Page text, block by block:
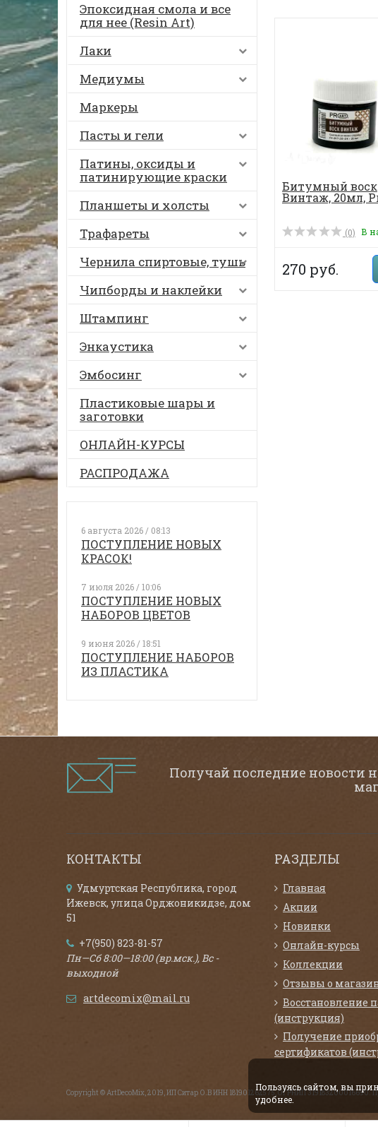
Эпоксидная смола и все
для нее (Resin Art)
Лаки
Медиумы
Маркеры
Пасты и гели
Патины, оксиды и
патинирующие краски
Планшеты и холсты
Трафареты
Чернила спиртовые, тушь
Чипборды и наклейки
Штампинг
Энкаустика
Эмбосинг
Пластиковые шары и
заготовки
ОНЛАЙН-КУРСЫ
РАСПРОДАЖА
6 августа 2026 / 08:13
ПОСТУПЛЕНИЕ НОВЫХ
КРАСОК!
7 июля 2026 / 10:06
ПОСТУПЛЕНИЕ НОВЫХ
НАБОРОВ ЦВЕТОВ
9 июня 2026 / 18:51
ПОСТУПЛЕНИЕ НАБОРОВ
ИЗ ПЛАСТИКА
Битумный воск
Винтаж, 20мл,
(0) В
270 руб.
Получай последние новости
КОНТАКТЫ
Удмуртская Республика, город
Ижевск, улица Орджоникидзе, дом
51
+7(950) 823-81-57
Пн—Сб 8:00—18:00 (вр.мск.), Вс -
выходной
artdecomix@mail.ru
РАЗДЕЛЫ
Главная
Акции
Новинки
Онлайн-курсы
Коллекции
Отзывы о
Восстановление
(инструкция)
Получение
сертификатов
Copyright © ArtDecoMix, 2019, ИП Ситар О.В ИНН 181901262575, ОГРНИП 319183200016690.
Пользуясь сайтом, вы
удобнее.